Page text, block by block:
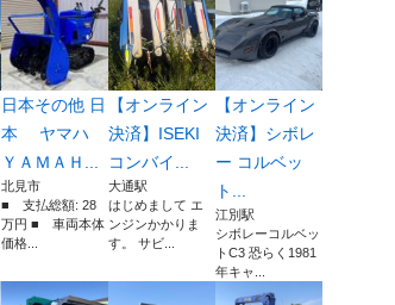
日本その他 日
本 ヤマハ
ＹＡＭＡＨ...
北見市
■ 支払総額: 28
万円 ■ 車両本体
価格...
【オンライン
決済】ISEKI
コンバイ...
大通駅
はじめまして エ
ンジンかかりま
す。 サビ...
【オンライン
決済】シボレ
ー コルベッ
ト...
江別駅
シボレーコルベッ
トC3 恐らく1981
年キャ...